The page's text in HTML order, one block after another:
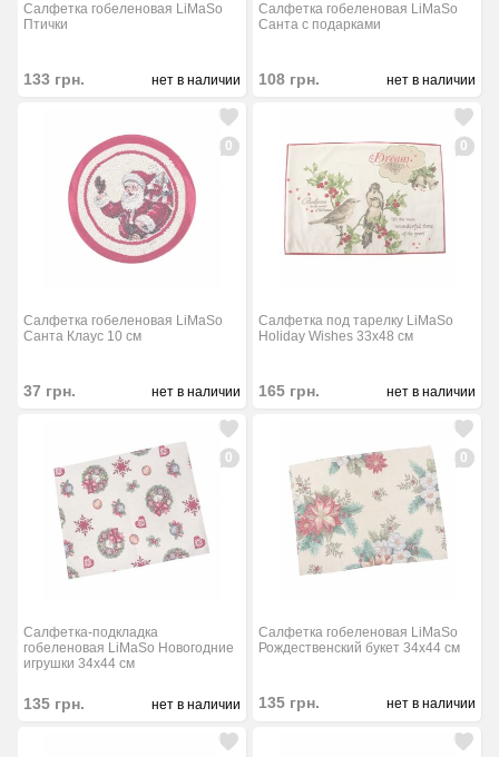
Салфетка гобеленовая LiMaSo
Птички
133 грн. нет в наличии
Салфетка гобеленовая LiMaSo
Санта с подарками
108 грн. нет в наличии
0
Салфетка гобеленовая LiMaSo
Санта Клаус 10 см
37 грн. нет в наличии
0
Салфетка под тарелку LiMaSo
Holiday Wishes 33х48 см
165 грн. нет в наличии
0
Салфетка-подкладка
гобеленовая LiMaSo Новогодние
игрушки 34x44 см
135 грн. нет в наличии
0
Салфетка гобеленовая LiMaSo
Рождественский букет 34x44 см
135 грн. нет в наличии